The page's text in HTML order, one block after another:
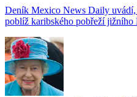
Deník Mexico News Daily uvádí,
poblíž karibského pobřeží jižního